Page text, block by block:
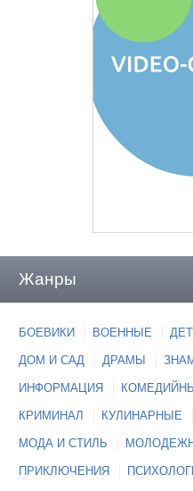
Жанры
БОЕВИКИ ВОЕННЫЕ
ДОМ И САД ДРАМЫ
ИНФОРМАЦИЯ
КРИМИНАЛ КУЛИНАРНЫЕ
МОДА И СТИЛЬ
ПРИКЛЮЧЕНИЯ